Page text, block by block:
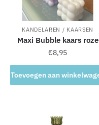
KANDELAREN / KAARSEN
Maxi Bubble kaars roze
€8,95
Toevoegen aan